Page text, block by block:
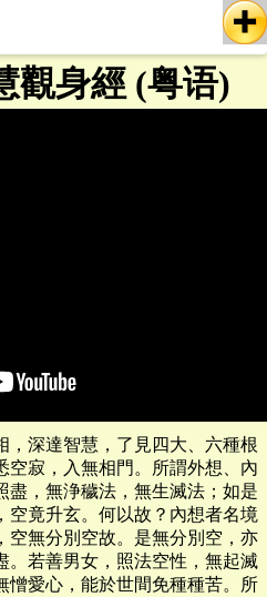
觀身經 (粤语)
，深達智慧，了見四大、六種根
空寂，入無相門。所謂外想、內
盡，無浄穢法，無生滅法；如是
空竟升玄。何以故？內想者名境
空無分別空故。是無分別空，亦
。若善男女，照法空性，無起滅
憎愛心，能於世間免種種苦。所